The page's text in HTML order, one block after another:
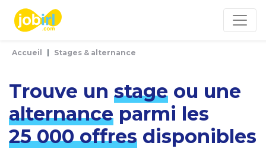
Accueil Stages & alternance
Trouve un stage ou une
alternance parmi les
25 000 offres disponibles
Panneau de gestion des cookies